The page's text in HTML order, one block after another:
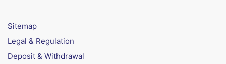
Sitemap
Legal & Regulation
Deposit & Withdrawal